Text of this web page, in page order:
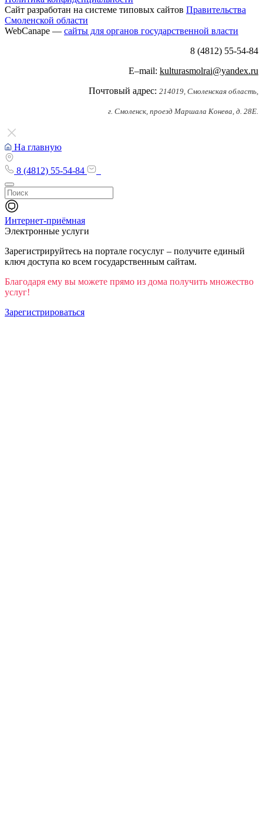
Сайт разработан на системе типовых сайтов Правительства
Смоленской области
WebCanape — сайты для органов государственной власти
8 (4812) 55-54-84
E–mail: kulturasmolrai@yandex.ru
Почтовый адрес: 214019, Смоленская область,
г. Смоленск, проезд Маршала Конева, д. 28Е.
На главную
8 (4812) 55-54-84
Интернет-приёмная
Электронные услуги
Зарегистрируйтесь на портале госуслуг – получите единый
ключ доступа ко всем государственным сайтам.
Благодаря ему вы можете прямо из дома получить множество
услуг!
Зарегистрироваться